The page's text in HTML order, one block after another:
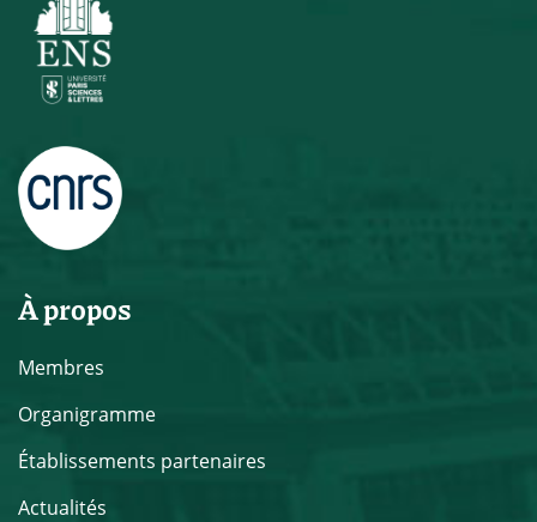
À propos
Membres
Organigramme
Établissements partenaires
Actualités